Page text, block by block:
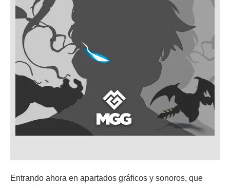
Entrando ahora en apartados gráficos y sonoros, que